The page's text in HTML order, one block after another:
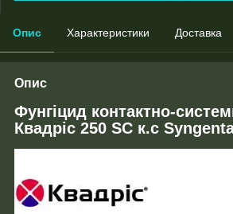
Опис Характеристики Доставка
Опис
Фунгіцид контактно-
Квадріс 250 SC к.с